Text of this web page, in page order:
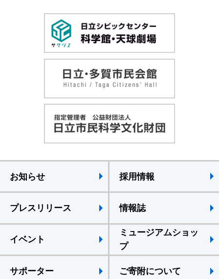
お知らせ 採用情報
プレスリリース 情報誌
イベント
ミュージアムショッ
プ
サポーター ご寄附について